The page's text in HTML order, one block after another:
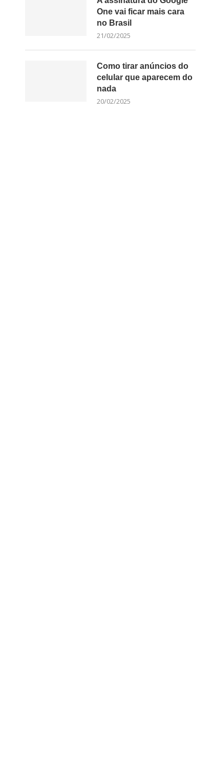
One vai ficar mais cara
no Brasil
21/02/2025
Como tirar anúncios do
celular que aparecem do
nada
20/02/2025